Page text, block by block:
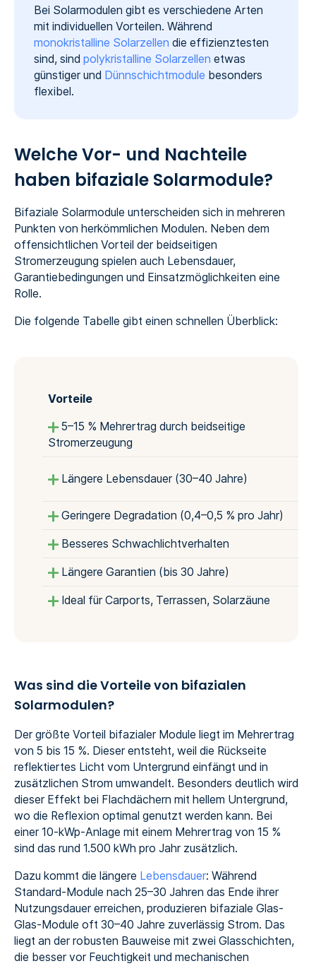
Bei Solarmodulen gibt es verschiedene Arten
mit individuellen Vorteilen. Während
monokristalline Solarzellen die effizienztesten
sind, sind polykristalline Solarzellen etwas
günstiger und Dünnschichtmodule besonders
flexibel.
Welche Vor- und Nachteile
haben bifaziale Solarmodule?
Bifaziale Solarmodule unterscheiden sich in mehreren
Punkten von herkömmlichen Modulen. Neben dem
offensichtlichen Vorteil der beidseitigen
Stromerzeugung spielen auch Lebensdauer,
Garantiebedingungen und Einsatzmöglichkeiten eine
Rolle.
Die folgende Tabelle gibt einen schnellen Überblick:
Vorteile
5–15 % Mehrertrag durch beidseitige
Stromerzeugung
Längere Lebensdauer (30–40 Jahre)
Geringere Degradation (0,4–0,5 % pro Jahr)
Besseres Schwachlichtverhalten
Längere Garantien (bis 30 Jahre)
Ideal für Carports, Terrassen, Solarzäune
Was sind die Vorteile von bifazialen
Solarmodulen?
Der größte Vorteil bifazialer Module liegt im Mehrertrag
von 5 bis 15 %. Dieser entsteht, weil die Rückseite
reflektiertes Licht vom Untergrund einfängt und in
zusätzlichen Strom umwandelt. Besonders deutlich wird
dieser Effekt bei Flachdächern mit hellem Untergrund,
wo die Reflexion optimal genutzt werden kann. Bei
einer 10-kWp-Anlage mit einem Mehrertrag von 15 %
sind das rund 1.500 kWh pro Jahr zusätzlich.
Dazu kommt die längere Lebensdauer: Während
Standard-Module nach 25–30 Jahren das Ende ihrer
Nutzungsdauer erreichen, produzieren bifaziale Glas-
Glas-Module oft 30–40 Jahre zuverlässig Strom. Das
liegt an der robusten Bauweise mit zwei Glasschichten,
die besser vor Feuchtigkeit und mechanischen